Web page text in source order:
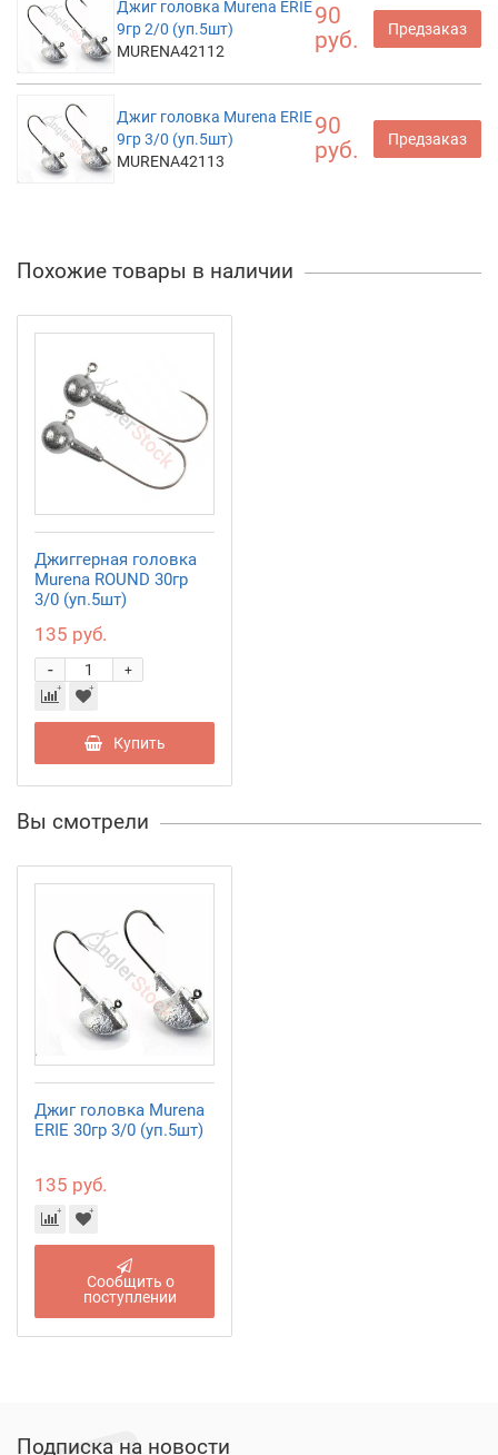
Джиг головка Murena ERIE
9гр 2/0 (уп.5шт)
MURENA42112
90
руб.
Предзаказ
Джиг головка Murena ERIE
9гр 3/0 (уп.5шт)
MURENA42113
90
руб.
Предзаказ
Похожие товары в наличии
Джиггерная головка
Murena ROUND 30гр
3/0 (уп.5шт)
135 руб.
+
-
Купить
Вы смотрели
Джиг головка Murena
ERIE 30гр 3/0 (уп.5шт)
135 руб.
Сообщить о
поступлении
Подписка на новости